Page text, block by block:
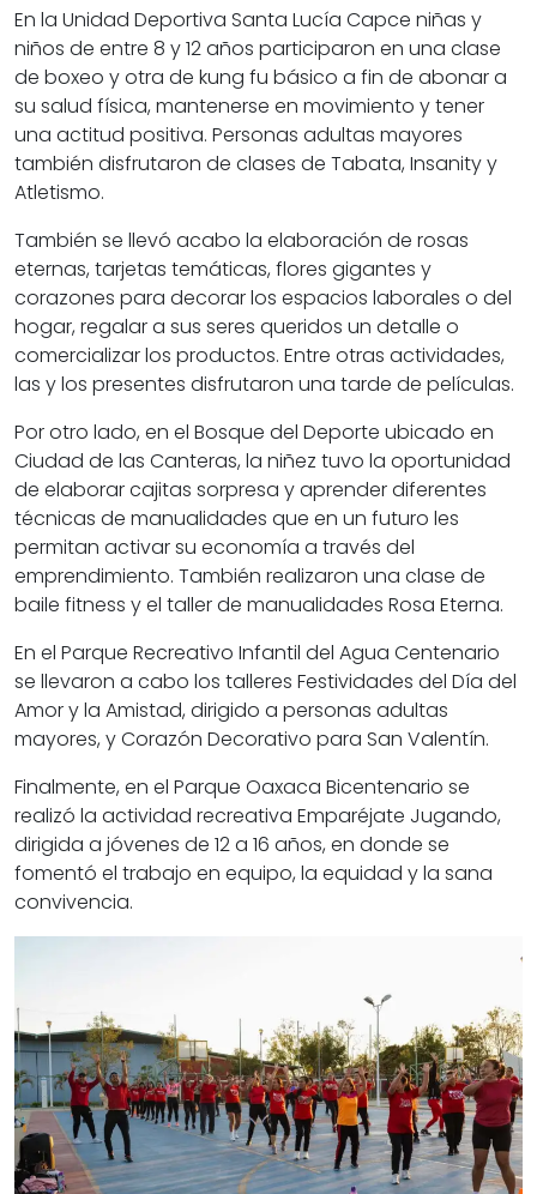
En la Unidad Deportiva Santa Lucía Capce niñas y
niños de entre 8 y 12 años participaron en una clase
de boxeo y otra de kung fu básico a fin de abonar a
su salud física, mantenerse en movimiento y tener
una actitud positiva. Personas adultas mayores
también disfrutaron de clases de Tabata, Insanity y
Atletismo.
También se llevó acabo la elaboración de rosas
eternas, tarjetas temáticas, flores gigantes y
corazones para decorar los espacios laborales o del
hogar, regalar a sus seres queridos un detalle o
comercializar los productos. Entre otras actividades,
las y los presentes disfrutaron una tarde de películas.
Por otro lado, en el Bosque del Deporte ubicado en
Ciudad de las Canteras, la niñez tuvo la oportunidad
de elaborar cajitas sorpresa y aprender diferentes
técnicas de manualidades que en un futuro les
permitan activar su economía a través del
emprendimiento. También realizaron una clase de
baile fitness y el taller de manualidades Rosa Eterna.
En el Parque Recreativo Infantil del Agua Centenario
se llevaron a cabo los talleres Festividades del Día del
Amor y la Amistad, dirigido a personas adultas
mayores, y Corazón Decorativo para San Valentín.
Finalmente, en el Parque Oaxaca Bicentenario se
realizó la actividad recreativa Emparéjate Jugando,
dirigida a jóvenes de 12 a 16 años, en donde se
fomentó el trabajo en equipo, la equidad y la sana
convivencia.